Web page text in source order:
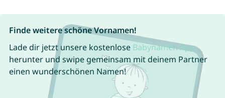
Finde weitere schöne Vornamen!
Lade dir jetzt unsere kostenlose Babynamen App
herunter und swipe gemeinsam mit deinem Partner
einen wunderschönen Namen!